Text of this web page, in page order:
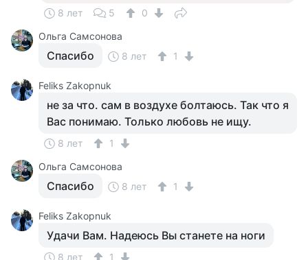
8 лет 5
0
Ольга Самсонова
Спасибо 8 лет 1
Feliks Zakopnuk
не за что. сам в воздухе болтаюсь. Так что я
Вас понимаю. Только любовь не ищу.
8 лет
1
Ольга Самсонова
Спасибо 8 лет 1
Feliks Zakopnuk
Удачи Вам. Надеюсь Вы станете на ноги
8 лет
1